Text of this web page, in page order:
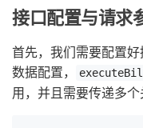
接口配置与请求
首先，我们需要配置
数据配置，
用，并且需要传递多